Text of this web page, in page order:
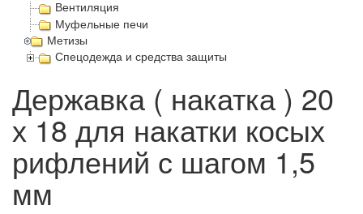
Вентиляция
Муфельные печи
Метизы
Спецодежда и средства защиты
Державка ( накатка ) 20
х 18 для накатки косых
рифлений с шагом 1,5
мм